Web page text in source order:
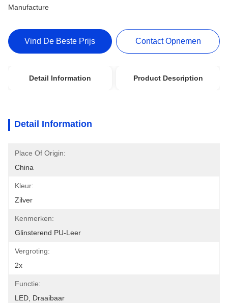
Manufacture
Vind De Beste Prijs Contact Opnemen
Detail Information Product Description
Detail Information
Place Of Origin:
China
Kleur:
Zilver
Kenmerken:
Glinsterend PU-Leer
Vergroting:
2x
Functie:
LED, Draaibaar